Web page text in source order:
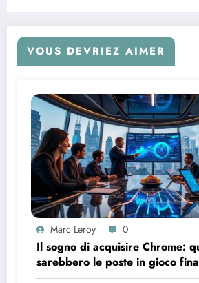
VOUS DEVRIEZ AIMER
Marc Leroy 0
Il sogno di acquisire Chrome:
sarebbero le poste in gioco